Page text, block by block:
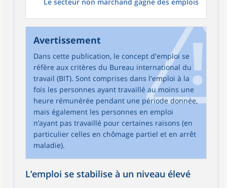
Avertissement
Dans cette publication, le concept d'emploi se
réfère aux critères du Bureau international du
travail (BIT). Sont comprises dans l'emploi à la
fois les personnes ayant travaillé au moins une
heure rémunérée pendant une période donnée,
mais également les personnes en emploi
n’ayant pas travaillé pour certaines raisons (en
particulier celles en chômage partiel et en arrêt
maladie).
L’emploi se stabilise à un niveau élevé